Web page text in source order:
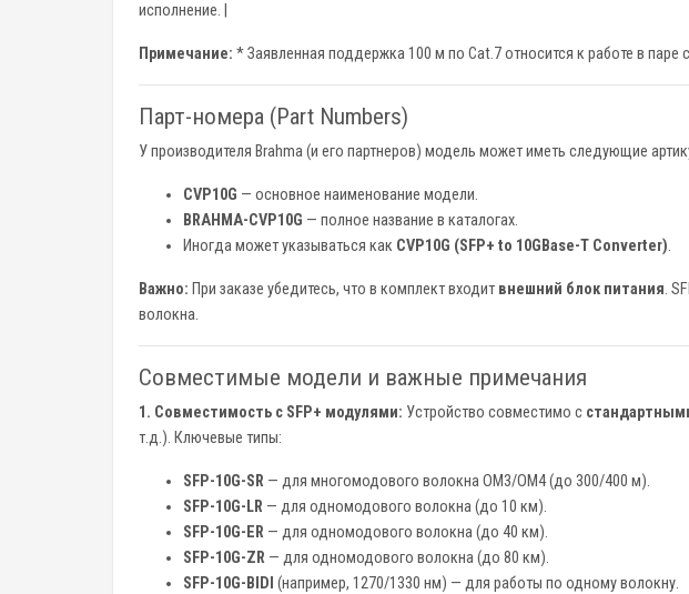
исполнение. |
Примечание: * Заявленная поддержка 100 м по Cat.7 относится к работе в паре с
Парт-номера (Part Numbers)
У производителя Brahma (и его партнеров) модель может иметь следующие
CVP10G — основное наименование модели.
BRAHMA-CVP10G — полное название в каталогах.
Иногда может указываться как CVP10G (SFP+ to 10GBase-T Converter).
Важно: При заказе убедитесь, что в комплект входит внешний блок питания.
волокна.
Совместимые модели и важные примечания
1. Совместимость с SFP+ модулями: Устройство совместимо с
т.д.). Ключевые типы:
SFP-10G-SR — для многомодового волокна OM3/OM4 (до 300/400 м).
SFP-10G-LR — для одномодового волокна (до 10 км).
SFP-10G-ER — для одномодового волокна (до 40 км).
SFP-10G-ZR — для одномодового волокна (до 80 км).
SFP-10G-BIDI (например, 1270/1330 нм) — для работы по одному волокну.